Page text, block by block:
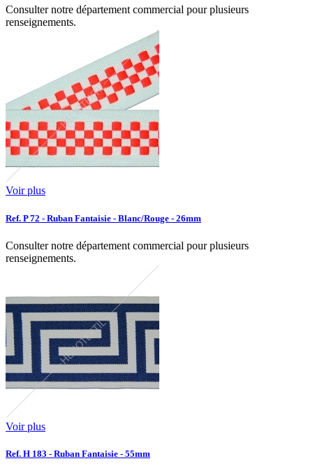
Consulter notre département commercial pour plusieurs
renseignements.
Voir plus
Ref. P 72 - Ruban Fantaisie - Blanc/Rouge - 26mm
Consulter notre département commercial pour plusieurs
renseignements.
Voir plus
Ref. H 183 - Ruban Fantaisie - 55mm